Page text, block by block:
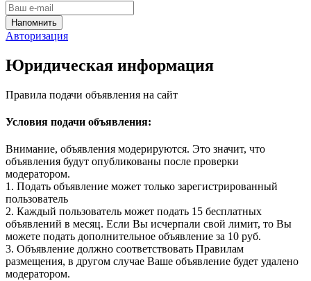
Авторизация
Юридическая информация
Правила подачи объявления на сайт
Условия подачи объявления:
Внимание, объявления модерируются. Это значит, что
объявления будут опубликованы после проверки
модератором.
1. Подать объявление может только зарегистрированный
пользователь
2. Каждый пользователь может подать 15 бесплатных
объявлений в месяц. Если Вы исчерпали свой лимит, то Вы
можете подать дополнительное объявление за 10 руб.
3. Объявление должно соответствовать Правилам
размещения, в другом случае Ваше объявление будет удалено
модератором.